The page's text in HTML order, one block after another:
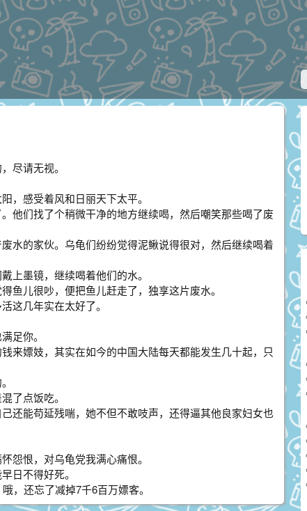
尽请无视。
，感受着风和日丽天下太平。
他们找了个稍微干净的地方继续喝，然后嘲笑那些喝了废
水的家伙。乌龟们纷纷觉得泥鳅说得很对，然后继续喝着
上墨镜，继续喝着他们的水。
鱼儿很吵，便把鱼儿赶走了，独享这片废水。
这几年实在太好了。
足你。
来嫖妓，其实在如今的中国大陆每天都能发生几十起，只
了点饭吃。
还能苟延残喘，她不但不敢吱声，还得逼其他良家妇女也
怨恨，对乌龟党我满心痛恨。
日不得好死。
，还忘了减掉7千6百万嫖客。